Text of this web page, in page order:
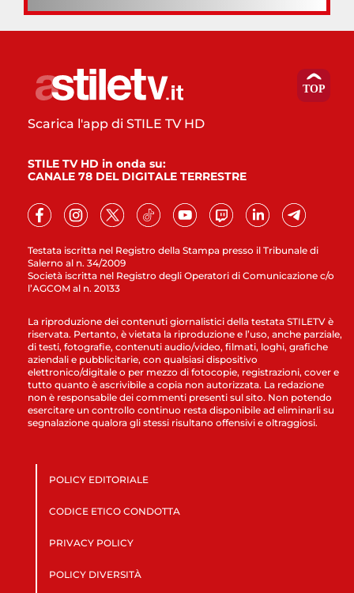
Testata iscritta nel Registro della Stampa presso il Tribunale di
Salerno al n. 34/2009
Società iscritta nel Registro degli Operatori di Comunicazione c/o
l’AGCOM al n. 20133
Scarica l'app di STILE TV HD
STILE TV HD in onda su:
CANALE 78 DEL DIGITALE TERRESTRE
La riproduzione dei contenuti giornalistici della testata STILETV è
riservata. Pertanto, è vietata la riproduzione e l’uso, anche parziale,
di testi, fotografie, contenuti audio/video, filmati, loghi, grafiche
aziendali e pubblicitarie, con qualsiasi dispositivo
elettronico/digitale o per mezzo di fotocopie, registrazioni, cover e
tutto quanto è ascrivibile a copia non autorizzata. La redazione
non è responsabile dei commenti presenti sul sito. Non potendo
esercitare un controllo continuo resta disponibile ad eliminarli su
segnalazione qualora gli stessi risultano offensivi e oltraggiosi.
POLICY EDITORIALE
CODICE ETICO CONDOTTA
PRIVACY POLICY
POLICY DIVERSITÀ